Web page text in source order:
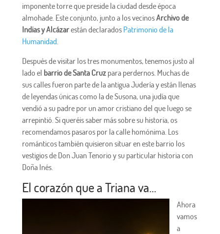
imponente torre que preside la ciudad desde época
almohade. Este conjunto, junto a los vecinosArchivo de
Indias y Alcázarestán declarados Patrimonio de la
Humanidad
Después de visitar los tres monumentos, tenemos justo al
lado el barrio de Santa Cruzpara perdernos. Muchas de
sus calles fueron parte de la antigua Judería y están llenas
de leyendas únicas como la de Susona, una judía que
vendió a su padre por un amor cristiano del que luego se
arrepintió. Si queréis saber más sobre su historia, os
recomendamos pasaros por la calle homónima. Los
románticos también quisieron situar en este barrio los
vestigios de Don Juan Tenorio y su particular historia con
Doña Inés.
El corazón que a Triana va…
Ahora
vamos
a